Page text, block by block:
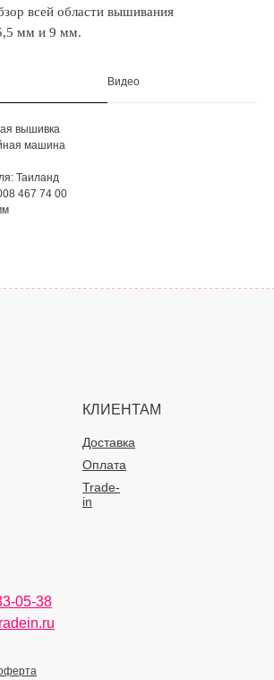
всей области вышивания
мм и 9 мм.
Видео
вышивка
машина
Таиланд
467 74 00
КЛИЕНТАМ
Доставка
Оплата
Trade-
in
05-38